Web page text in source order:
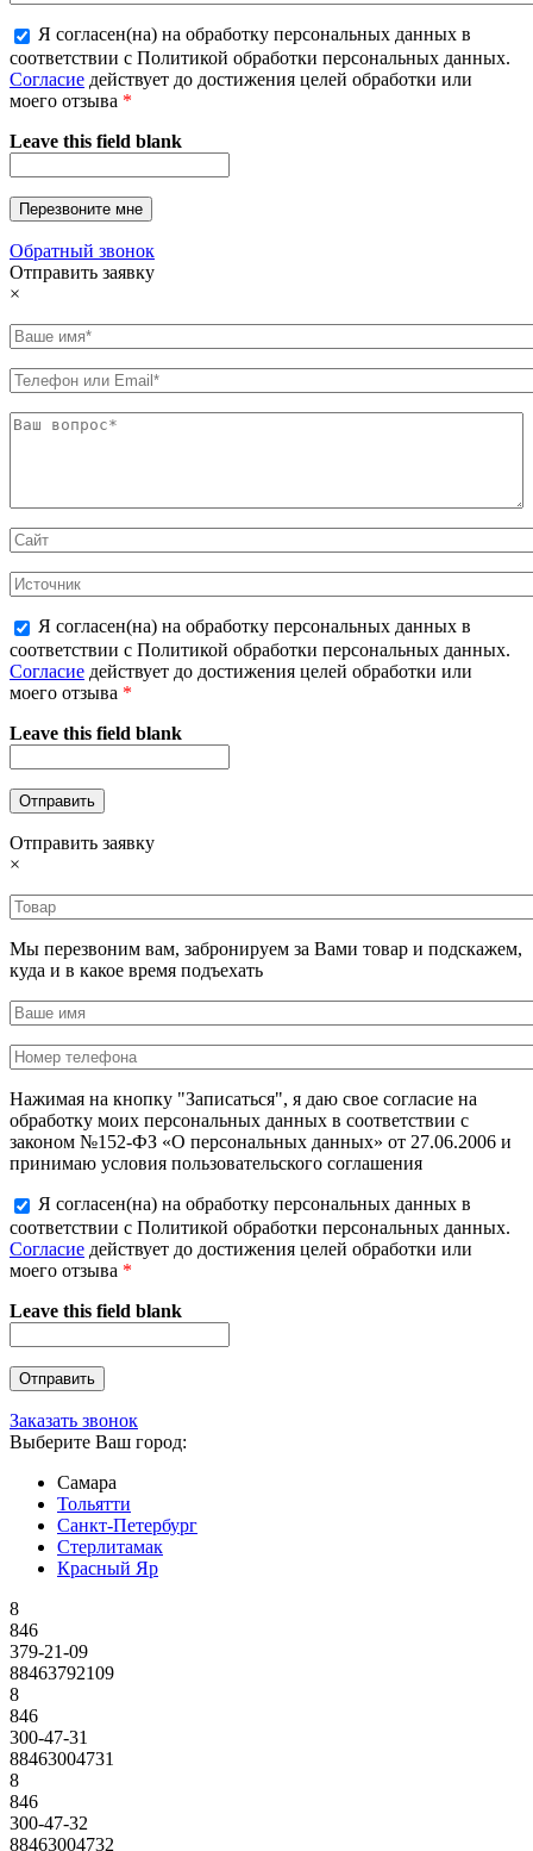
Я согласен(на) на обработку персональных данных в
соответствии с Политикой обработки персональных данных.
Согласие действует до достижения целей обработки или
моего отзыва *
Leave this field blank
Обратный звонок
Отправить заявку
×
Я согласен(на) на обработку персональных данных в
соответствии с Политикой обработки персональных данных.
Согласие действует до достижения целей обработки или
моего отзыва *
Leave this field blank
Отправить заявку
×
Мы перезвоним вам, забронируем за Вами товар и подскажем,
куда и в какое время подъехать
Нажимая на кнопку "Записаться", я даю свое согласие на
обработку моих персональных данных в соответствии с
законом №152-ФЗ «О персональных данных» от 27.06.2006 и
принимаю условия пользовательского соглашения
Я согласен(на) на обработку персональных данных в
соответствии с Политикой обработки персональных данных.
Согласие действует до достижения целей обработки или
моего отзыва *
Leave this field blank
Заказать звонок
Выберите Ваш город:
Самара
Тольятти
Санкт-Петербург
Стерлитамак
Красный Яр
8
846
379-21-09
88463792109
8
846
300-47-31
88463004731
8
846
300-47-32
88463004732